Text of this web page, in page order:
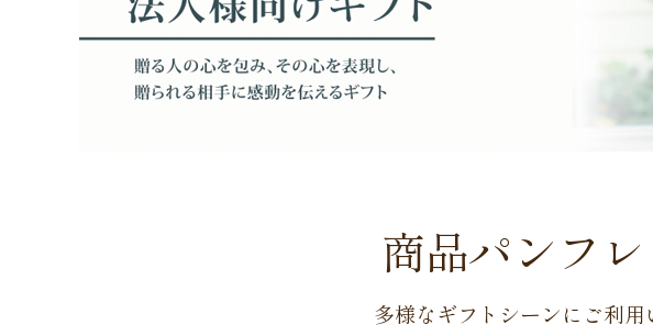
商品パンフレ
多様なギフトシーンにご利用